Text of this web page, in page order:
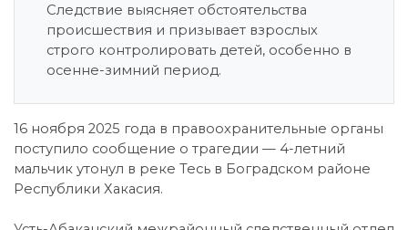
Следствие выясняет обстоятельства
происшествия и призывает взрослых
строго контролировать детей, особенно в
осенне-зимний период.
16 ноября 2025 года в правоохранительные органы
поступило сообщение о трагедии — 4-летний
мальчик утонул в реке Тесь в Боградском районе
Республики Хакасия.